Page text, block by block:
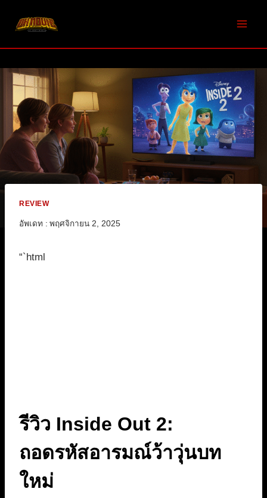
REVIEW
อัพเดท : พฤศจิกายน 2, 2025
“`html
รีวิว Inside Out 2:
ถอดรหัสอารมณ์ว้าวุ่นบท
ใหม่